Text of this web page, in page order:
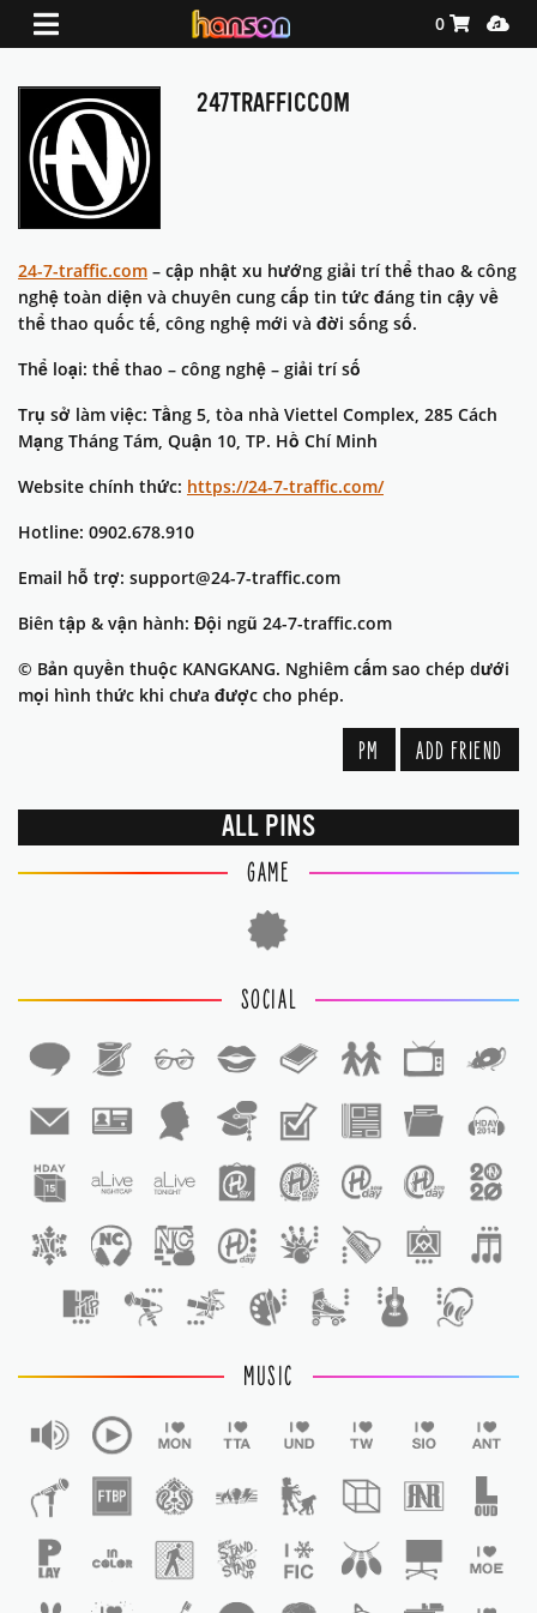
Shopping
0
247TRAFFICCOM
24-7-traffic.com – cập nhật xu hướng giải trí thể thao & công
nghệ toàn diện và chuyên cung cấp tin tức đáng tin cậy về
thể thao quốc tế, công nghệ mới và đời sống số.
Thể loại: thể thao – công nghệ – giải trí số
Trụ sở làm việc: Tầng 5, tòa nhà Viettel Complex, 285 Cách
Mạng Tháng Tám, Quận 10, TP. Hồ Chí Minh
Website chính thức: https://24-7-traffic.com/
Hotline: 0902.678.910
Email hỗ trợ: support@24-7-traffic.com
Biên tập & vận hành: Đội ngũ 24-7-traffic.com
© Bản quyền thuộc KANGKANG. Nghiêm cấm sao chép dưới
mọi hình thức khi chưa được cho phép.
PM ADD FRIEND
ALL PINS
GAME
SOCIAL
MUSIC